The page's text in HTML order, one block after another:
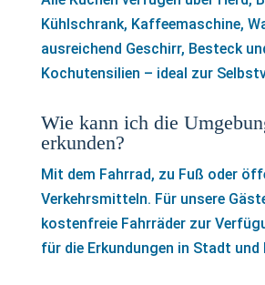
Kühlschrank, Kaffeemaschine,
ausreichend Geschirr, Besteck
Kochutensilien – ideal zur
Wie kann ich die
erkunden?
Mit dem Fahrrad, zu Fuß oder
Verkehrsmitteln. Für unsere
kostenfreie Fahrräder zur
für die Erkundungen in Stadt und